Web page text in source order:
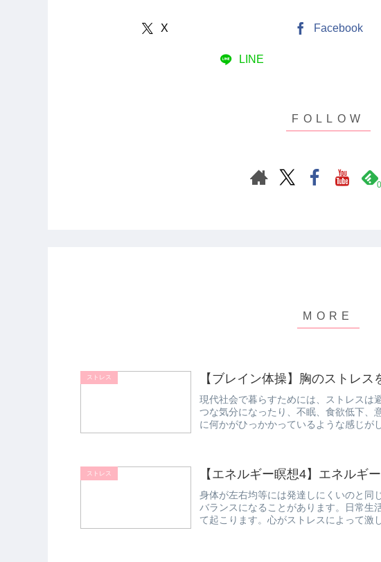
X Facebook
LINE
0
ストレス 【ブレイン体操】胸のストレス
現代社会で暮らすためには、ストレスは
つな気分になったり、不眠、食欲低下、
に何かがひっかかっているような感じが
ストレス 【エネルギー瞑想4】エネルギ
身体が左右均等には発達しにくいのと同
バランスになることがあります。日常生
て起こります。心がストレスによって激